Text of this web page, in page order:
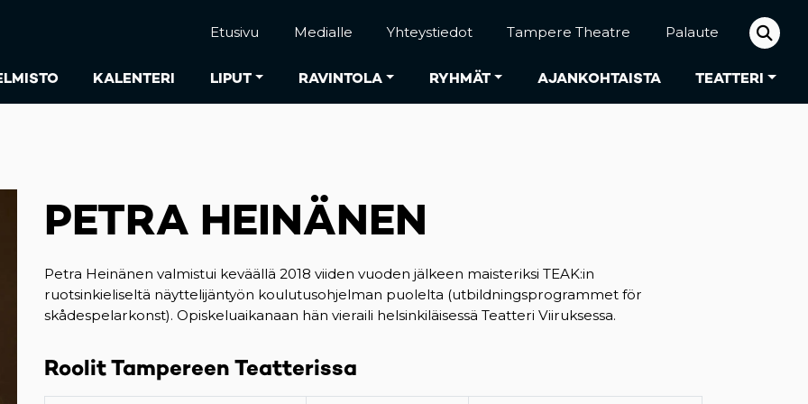
KALENTERI LIPUT RAVINTOLA RYHMÄT AJANKOHTAISTA TEATTERI
Etusivu Medialle Yhteystiedot Tampere Theatre Palaute
PETRA HEINÄNEN
Petra Heinänen valmistui keväällä 2018 viiden vuoden jälkeen maisteriksi TEAK:in
ruotsinkieliseltä näyttelijäntyön koulutusohjelman puolelta (utbildningsprogrammet för
skådespelarkonst). Opiskeluaikanaan hän vieraili helsinkiläisessä Teatteri Viiruksessa.
Roolit Tampereen Teatterissa